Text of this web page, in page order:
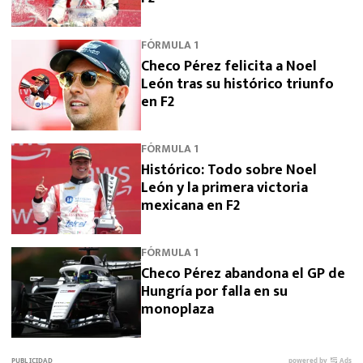
FÓRMULA 1
Checo Pérez felicita a Noel
León tras su histórico triunfo
en F2
FÓRMULA 1
Histórico: Todo sobre Noel
León y la primera victoria
mexicana en F2
FÓRMULA 1
Checo Pérez abandona el GP de
Hungría por falla en su
monoplaza